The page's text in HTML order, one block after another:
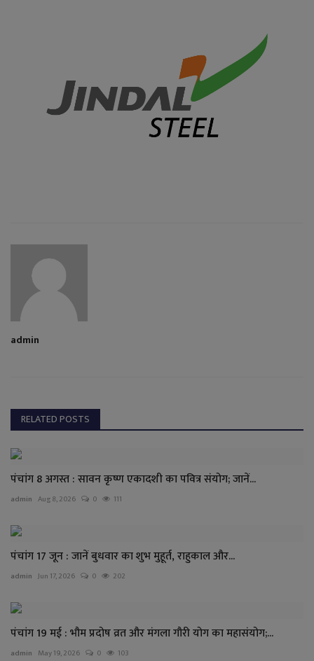
admin
RELATED POSTS
पंचांग 8 अगस्त : सावन कृष्ण एकादशी का पवित्र संयोग; जानें...
admin Aug 8, 2026 0 111
पंचांग 17 जून : जानें बुधवार का शुभ मुहूर्त, राहुकाल और...
admin Jun 17, 2026 0 202
पंचांग 19 मई : भौम प्रदोष व्रत और मंगला गौरी योग का महासंयोग;...
admin May 19, 2026 0 103